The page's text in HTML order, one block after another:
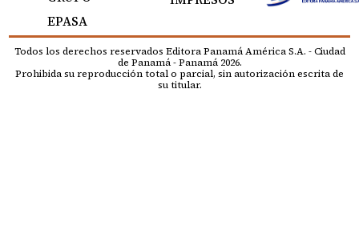
EPASA
Todos los derechos reservados Editora Panamá América S.A. - Ciudad
de Panamá - Panamá 2026.
Prohibida su reproducción total o parcial, sin autorización escrita de
su titular.